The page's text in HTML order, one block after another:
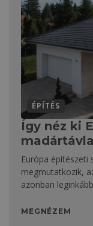
ÉPÍTÉS
Így néz ki
Európa építészeti
megmutatkozik,
azonban
MEGNÉZEM